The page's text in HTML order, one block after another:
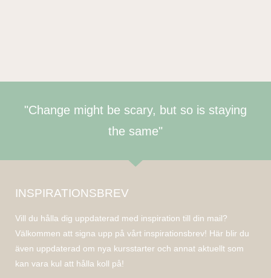
"Change might be scary, but so is staying
the same"
INSPIRATIONSBREV
Vill du hålla dig uppdaterad med inspiration till din mail?
Välkommen att signa upp på vårt inspirationsbrev! Här blir du
även uppdaterad om nya kursstarter och annat aktuellt som
kan vara kul att hålla koll på!